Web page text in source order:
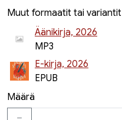
Muut formaatit tai variantit
Äänikirja, 2026
MP3
E-kirja, 2026
EPUB
Määrä